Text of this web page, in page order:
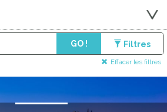
GO ! Filtres
Effacer les filtres